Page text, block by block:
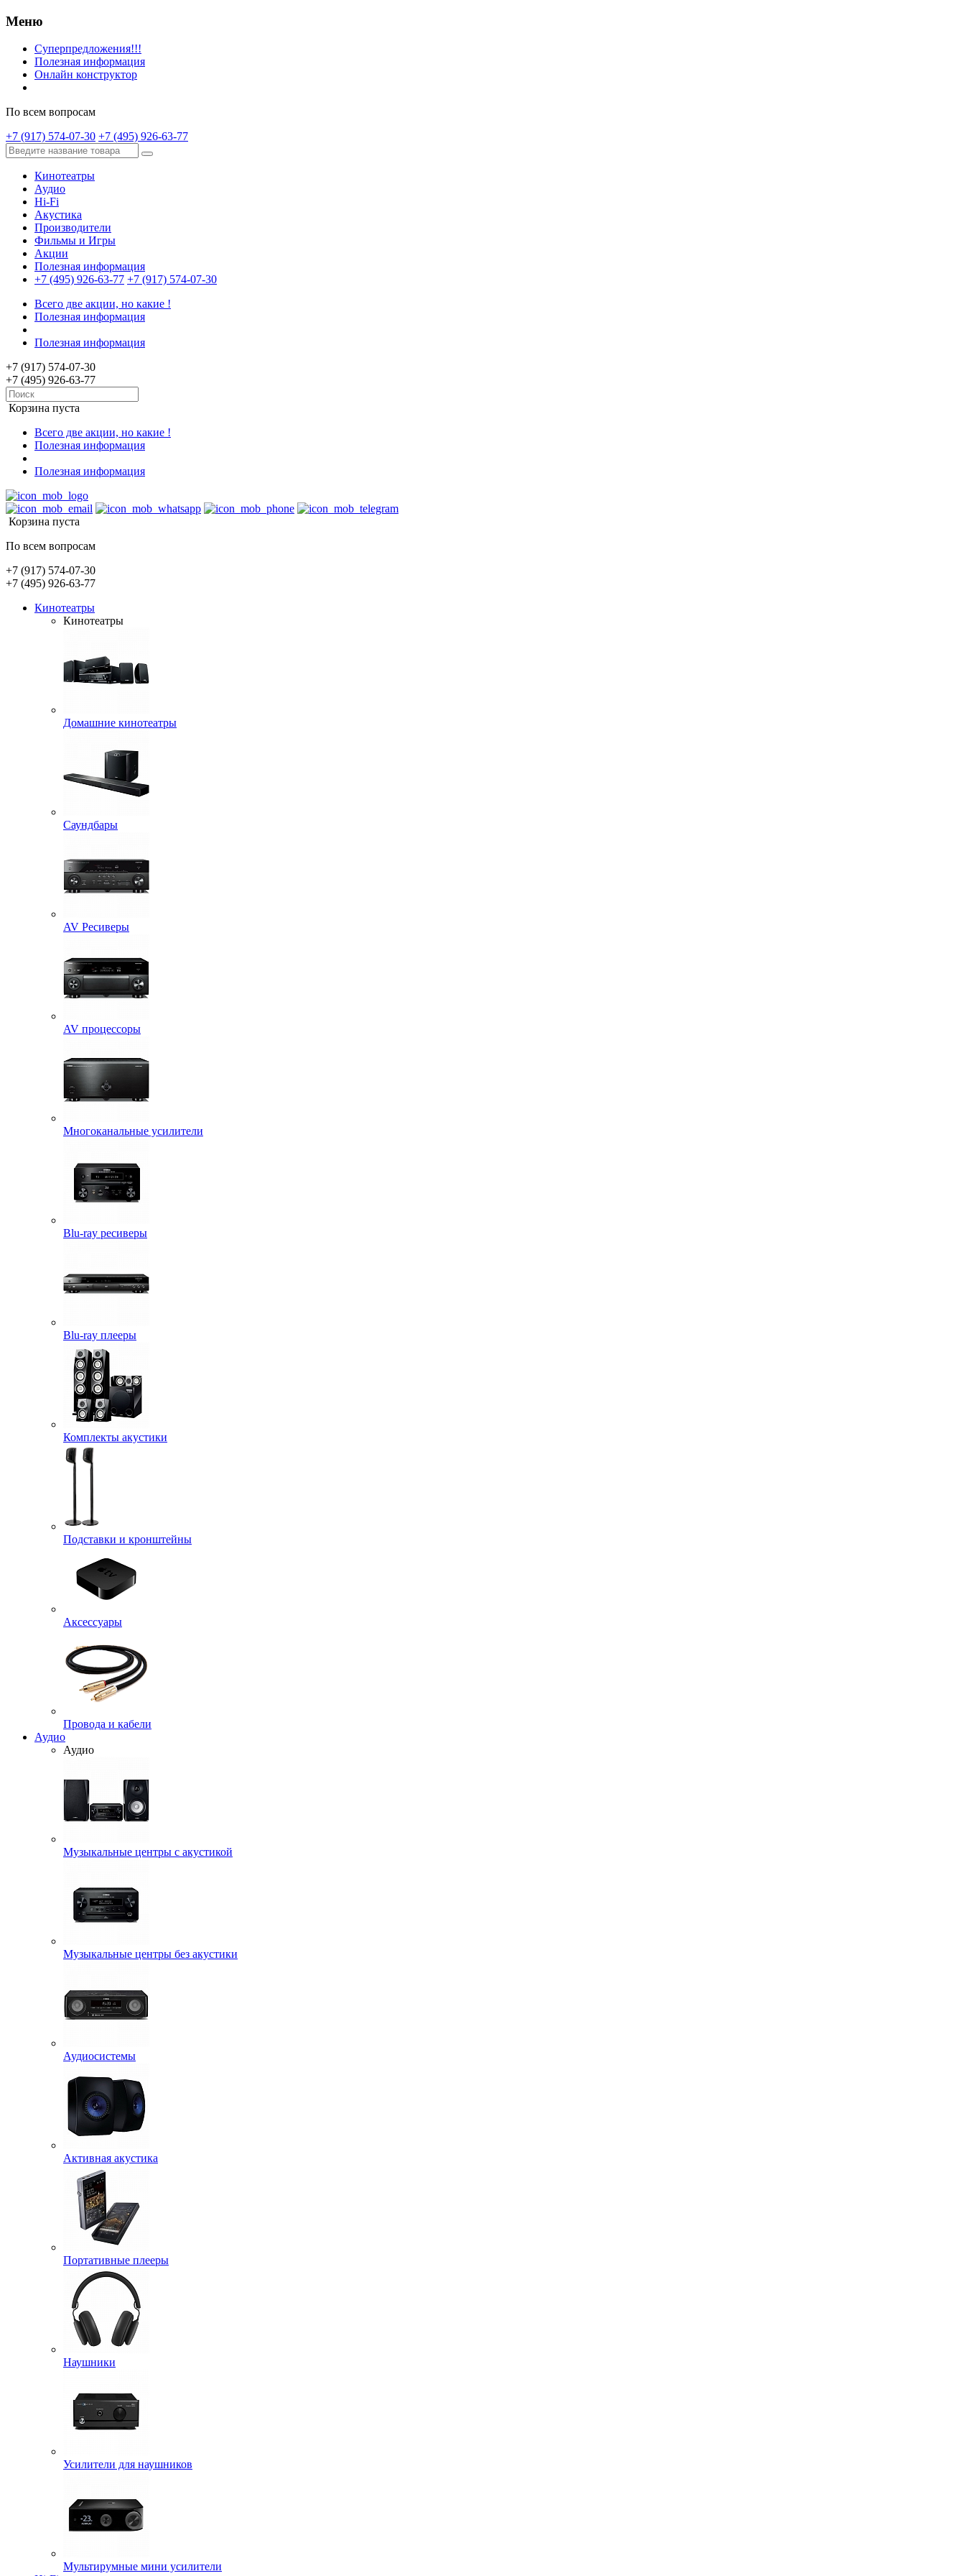
Меню
Суперпредложения!!!
Полезная информация
Онлайн конструктор
По всем вопросам
+7 (917) 574-07-30 +7 (495) 926-63-77
Кинотеатры
Аудио
Hi-Fi
Акустика
Производители
Фильмы и Игры
Акции
Полезная информация
+7 (495) 926-63-77 +7 (917) 574-07-30
Всего две акции, но какие !
Полезная информация
Полезная информация
+7 (917) 574-07-30
+7 (495) 926-63-77
Корзина пуста
Всего две акции, но какие !
Полезная информация
Полезная информация
Корзина пуста
По всем вопросам
+7 (917) 574-07-30
+7 (495) 926-63-77
Кинотеатры
Кинотеатры
Домашние кинотеатры
Саундбары
AV Ресиверы
AV процессоры
Многоканальные усилители
Blu-ray ресиверы
Blu-ray плееры
Комплекты акустики
Подставки и кронштейны
Аксессуары
Провода и кабели
Аудио
Аудио
Музыкальные центры с акустикой
Музыкальные центры без акустики
Аудиосистемы
Активная акустика
Портативные плееры
Наушники
Усилители для наушников
Мультирумные мини усилители